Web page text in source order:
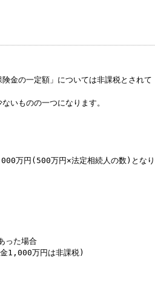
会計グループ
中央区 高林3-12-13)
－４７５－２５１１㈹
Explorerから閲覧する場合はコチラ
金の一定額」については非課税とされて
いものの一つになります。
万円(500万円×法定相続人の数)となり
った場合
1,000万円は非課税)